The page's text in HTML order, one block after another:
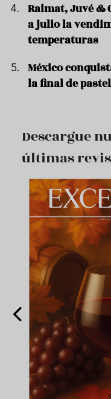
Raimat, Juvé &
a julio la
temperaturas
México
la final de
Descargue
últimas